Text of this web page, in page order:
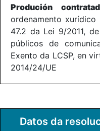
Produción
ordenamento
47.2 da Lei 9/2011,
públicos de
Exento da LCSP, en
2014/24/UE
Datos da